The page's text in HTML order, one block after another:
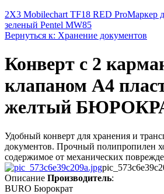
2X3 Mobilechart TF18 RED ProМаркер
зеленый Pentel MW85
Вернуться к: Хранение документов
Конверт с 2
клапаном А4
желтый
Удобный конверт для хранения и
документов. Прочный полипропилен
содержимое от механических
Описание Производитель:
BURO Бюрократ